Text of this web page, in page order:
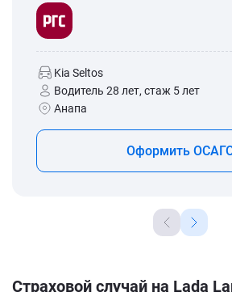
Kia Seltos
Водитель 28 лет, стаж 5 лет
Анапа
Оформить
Страховой случай на Lada